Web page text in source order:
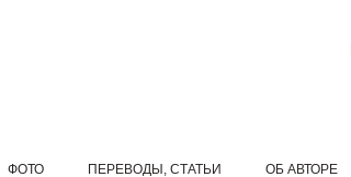
ФОТО ПЕРЕВОДЫ, СТАТЬИ ОБ АВТОРЕ